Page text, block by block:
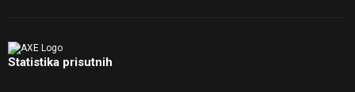
Statistika prisutnih